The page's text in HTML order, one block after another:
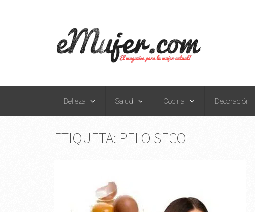
Belleza Salud Cocina Decoración
ETIQUETA: PELO SECO